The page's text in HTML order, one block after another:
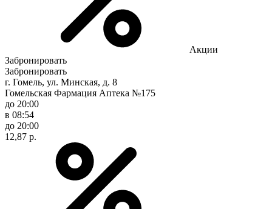
Акции
Забронировать
Забронировать
г. Гомель, ул. Минская, д. 8
Гомельская Фармация Аптека №175
до 20:00
в 08:54
до 20:00
12,87 р.